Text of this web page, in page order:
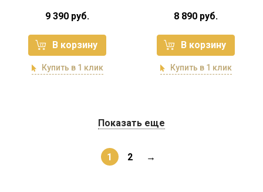
9 390 руб.
В корзину
Купить в 1 клик
8 890 руб.
В корзину
Купить в 1 клик
Показать еще
1 2 →